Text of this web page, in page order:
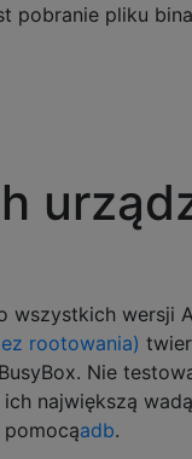
pobranie pliku
wszystkich wersji
rootowania)
Nie
największą
adb.